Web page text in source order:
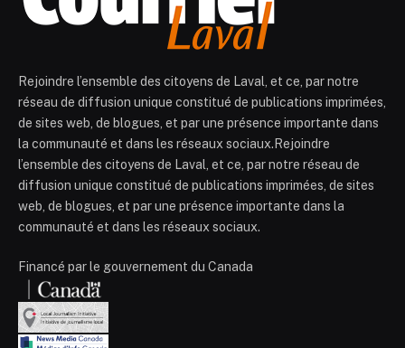
Rejoindre l’ensemble des citoyens de Laval, et ce, par notre
réseau de diffusion unique constitué de publications imprimées,
de sites web, de blogues, et par une présence importante dans
la communauté et dans les réseaux sociaux.Rejoindre
l’ensemble des citoyens de Laval, et ce, par notre réseau de
diffusion unique constitué de publications imprimées, de sites
web, de blogues, et par une présence importante dans la
communauté et dans les réseaux sociaux.
Financé par le gouvernement du Canada